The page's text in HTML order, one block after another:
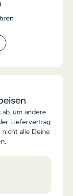
ab, um andere
Liefervertrag
nicht alle Deine